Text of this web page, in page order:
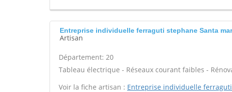
Entreprise individuelle ferraguti stephane Santa
Artisan
Département: 20
Tableau électrique - Réseaux courant faibles -
Voir la fiche artisan : Entreprise individuelle